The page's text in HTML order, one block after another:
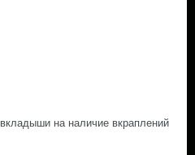
на наличие вкраплений